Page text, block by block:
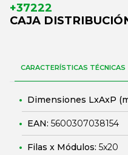
+37222
CAJA
CARACTERÍSTICAS TÉCNICAS
Dimensiones LxAxP
EAN: 5600307038154
Filas x Módulos: 5x20